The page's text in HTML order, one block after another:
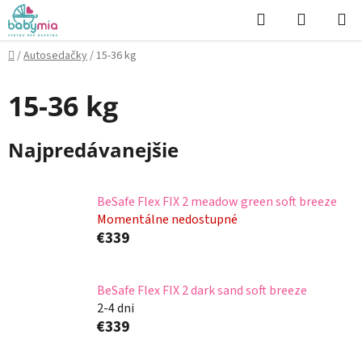
Prejsť
na
obsah
Hľadať
KOŠÍK
Domov
/Autosedačky/15-36 kg
15-36 kg
Najpredávanejšie
BeSafe Flex FIX 2 meadow green soft breeze
Momentálne nedostupné
€339
BeSafe Flex FIX 2 dark sand soft breeze
2-4 dni
€339